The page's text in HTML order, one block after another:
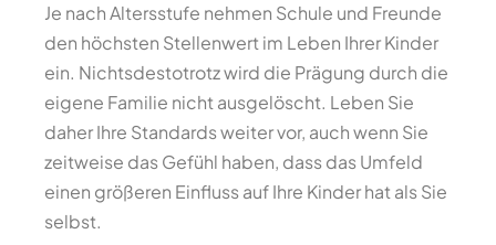
Je nach Altersstufe nehmen Schule und Freunde
den höchsten Stellenwert im Leben Ihrer Kinder
ein. Nichtsdestotrotz wird die Prägung durch die
eigene Familie nicht ausgelöscht. Leben Sie
daher Ihre Standards weiter vor, auch wenn Sie
zeitweise das Gefühl haben, dass das Umfeld
einen größeren Einfluss auf Ihre Kinder hat als Sie
selbst.